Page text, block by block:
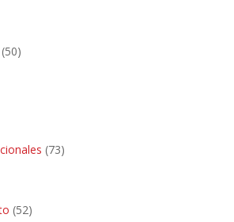
(50)
(73)
(52)